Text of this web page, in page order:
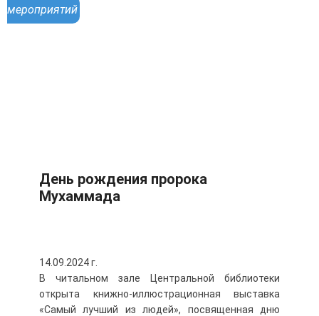
мероприятий
День рождения пророка
Мухаммада
14.09.2024 г.
В читальном зале Центральной библиотеки
открыта книжно-иллюстрационная выставка
«Самый лучший из людей», посвященная дню